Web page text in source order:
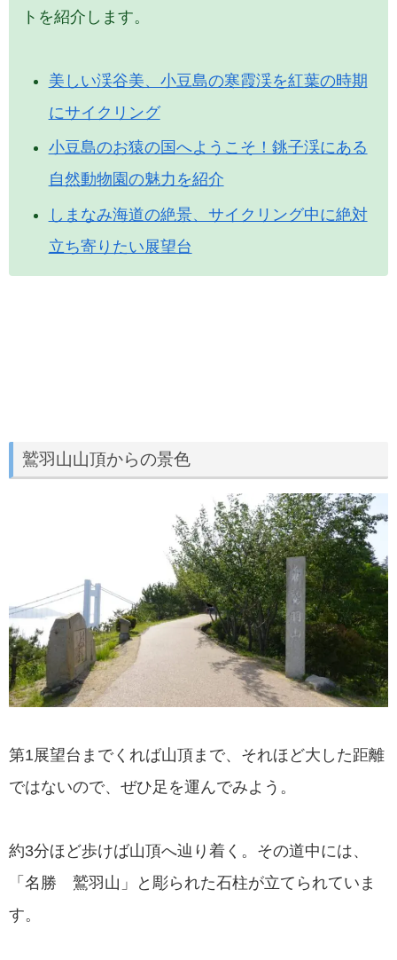
トを紹介します。
美しい渓谷美、小豆島の寒霞渓を紅葉の時期
にサイクリング
小豆島のお猿の国へようこそ！銚子渓にある
自然動物園の魅力を紹介
しまなみ海道の絶景、サイクリング中に絶対
立ち寄りたい展望台
鷲羽山山頂からの景色
第1展望台までくれば山頂まで、それほど大した距離
ではないので、ぜひ足を運んでみよう。
約3分ほど歩けば山頂へ辿り着く。その道中には、
「名勝 鷲羽山」と彫られた石柱が立てられていま
す。